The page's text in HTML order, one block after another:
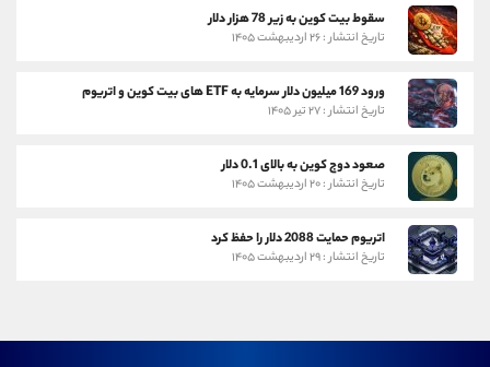
سقوط بیت کوین به زیر 78 هزار دلار
تاریخ انتشار : ۲۶ اردیبهشت ۱۴۰۵
ورود 169 میلیون دلار سرمایه به ETF های بیت کوین و اتریوم
تاریخ انتشار : ۲۷ تیر ۱۴۰۵
صعود دوج کوین به بالای 0.1 دلار
تاریخ انتشار : ۲۰ اردیبهشت ۱۴۰۵
اتریوم حمایت 2088 دلار را حفظ کرد
تاریخ انتشار : ۲۹ اردیبهشت ۱۴۰۵